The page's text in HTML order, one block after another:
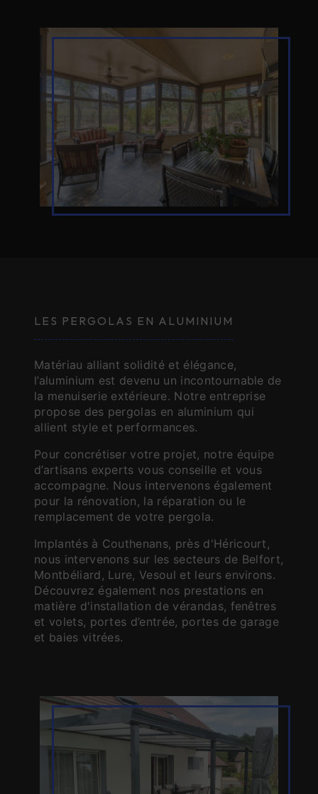
LES PERGOLAS EN ALUMINIUM
Matériau alliant solidité et élégance,
l’aluminium est devenu un incontournable de
la menuiserie extérieure. Notre entreprise
propose des pergolas en aluminium qui
allient style et performances.
Pour concrétiser votre projet, notre équipe
d’artisans experts vous conseille et vous
accompagne. Nous intervenons également
pour la rénovation, la réparation ou le
remplacement de votre pergola.
Implantés à Couthenans, près d'Héricourt,
nous intervenons sur les secteurs de Belfort,
Montbéliard, Lure, Vesoul et leurs environs.
Découvrez également nos prestations en
matière d'installation de vérandas, fenêtres
et volets, portes d’entrée, portes de garage
et baies vitrées.